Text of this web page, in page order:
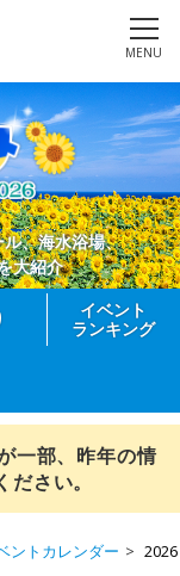
MENU
、海水浴場、
大紹介
イベント
ランキング
一部、昨年の情
さい。
ントカレンダー